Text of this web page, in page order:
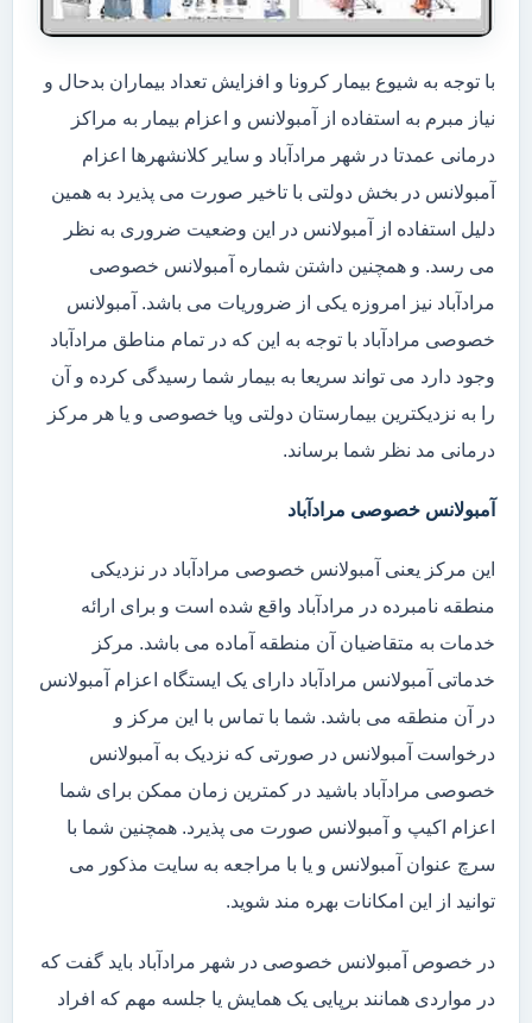
با توجه به شیوع بیمار کرونا و افزایش تعداد بیماران بدحال و
نیاز مبرم به استفاده از آمبولانس و اعزام بیمار به مراکز
درمانی عمدتا در شهر مرادآباد و سایر کلانشهرها اعزام
آمبولانس در بخش دولتی با تاخیر صورت می پذیرد به همین
دلیل استفاده از آمبولانس در این وضعیت ضروری به نظر
می رسد. و همچنین داشتن شماره آمبولانس خصوصی
مرادآباد نیز امروزه یکی از ضروریات می باشد. آمبولانس
خصوصی مرادآباد با توجه به این که در تمام مناطق مرادآباد
وجود دارد می تواند سریعا به بیمار شما رسیدگی کرده و آن
را به نزدیکترین بیمارستان دولتی ویا خصوصی و یا هر مرکز
درمانی مد نظر شما برساند.
آمبولانس خصوصی مرادآباد
این مرکز یعنی آمبولانس خصوصی مرادآباد در نزدیکی
منطقه نامبرده در مرادآباد واقع شده است و برای ارائه
خدمات به متقاضیان آن منطقه آماده می باشد. مرکز
خدماتی آمبولانس مرادآباد دارای یک ایستگاه اعزام آمبولانس
در آن منطقه می باشد. شما با تماس با این مرکز و
درخواست آمبولانس در صورتی که نزدیک به آمبولانس
خصوصی مرادآباد باشید در کمترین زمان ممکن برای شما
اعزام اکیپ و آمبولانس صورت می پذیرد. همچنین شما با
سرچ عنوان آمبولانس و یا با مراجعه به سایت مذکور می
توانید از این امکانات بهره مند شوید.
در خصوص آمبولانس خصوصی در شهر مرادآباد باید گفت که
در مواردی همانند برپایی یک همایش یا جلسه مهم که افراد